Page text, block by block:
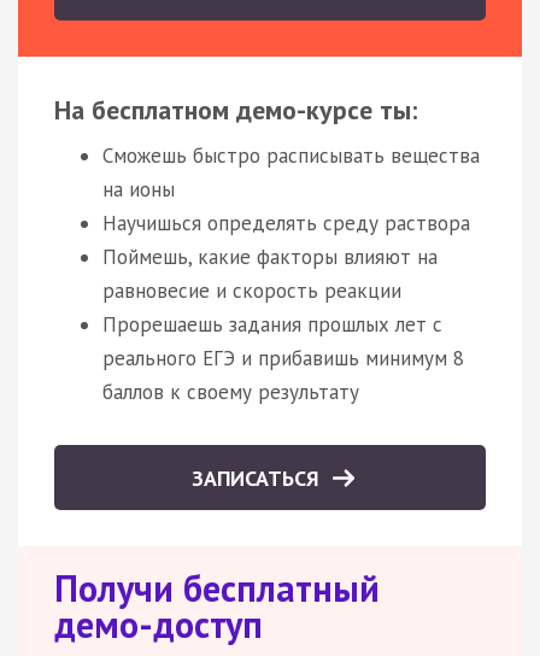
На бесплатном демо-курсе ты:
Сможешь быстро расписывать вещества
на ионы
Научишься определять среду раствора
Поймешь, какие факторы влияют на
равновесие и скорость реакции
Прорешаешь задания прошлых лет с
реального ЕГЭ и прибавишь минимум 8
баллов к своему результату
ЗАПИСАТЬСЯ
Получи бесплатный
демо-доступ